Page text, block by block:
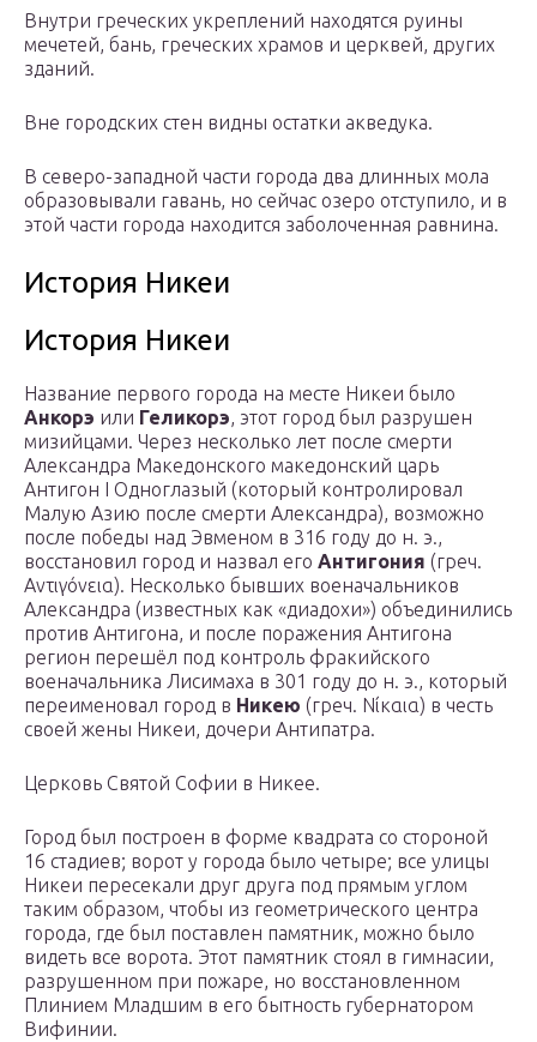
Внутри греческих укреплений находятся руины
мечетей, бань, греческих храмов и церквей, других
зданий.
Вне городских стен видны остатки акведука.
В северо-западной части города два длинных мола
образовывали гавань, но сейчас озеро отступило, и в
этой части города находится заболоченная равнина.
История Никеи
История Никеи
Название первого города на месте Никеи было
Анкорэ или Геликорэ, этот город был разрушен
мизийцами. Через несколько лет после смерти
Александра Македонского македонский царь
Антигон I Одноглазый (который контролировал
Малую Азию после смерти Александра), возможно
после победы над Эвменом в 316 году до н. э.,
восстановил город и назвал его Антигония (греч.
Αντιγόνεια). Несколько бывших военачальников
Александра (известных как «диадохи») объединились
против Антигона, и после поражения Антигона
регион перешёл под контроль фракийского
военачальника Лисимаха в 301 году до н. э., который
переименовал город в Никею (греч. Νίκαια) в честь
своей жены Никеи, дочери Антипатра.
Церковь Святой Софии в Никее.
Город был построен в форме квадрата со стороной
16 стадиев; ворот у города было четыре; все улицы
Никеи пересекали друг друга под прямым углом
таким образом, чтобы из геометрического центра
города, где был поставлен памятник, можно было
видеть все ворота. Этот памятник стоял в гимнасии,
разрушенном при пожаре, но восстановленном
Плинием Младшим в его бытность губернатором
Вифинии.